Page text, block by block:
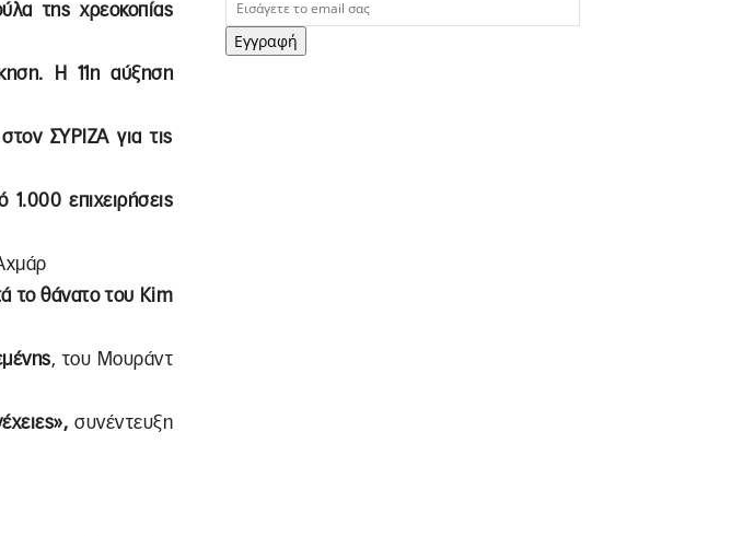
της χρεοκοπίας
Η 11η αύξηση
ΣΥΡΙΖΑ για τις
επιχειρήσεις
το θάνατο του Kim
, του Μουράντ
συνέντευξη
Εγγραφή